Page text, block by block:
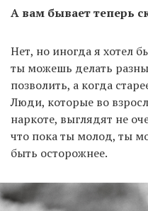
А вам бывает теперь
Нет, но иногда я хотел
ты можешь делать
позволить, а когда
Люди, которые во
наркоте, выглядят не
что пока ты молод, ты
быть осторожнее.